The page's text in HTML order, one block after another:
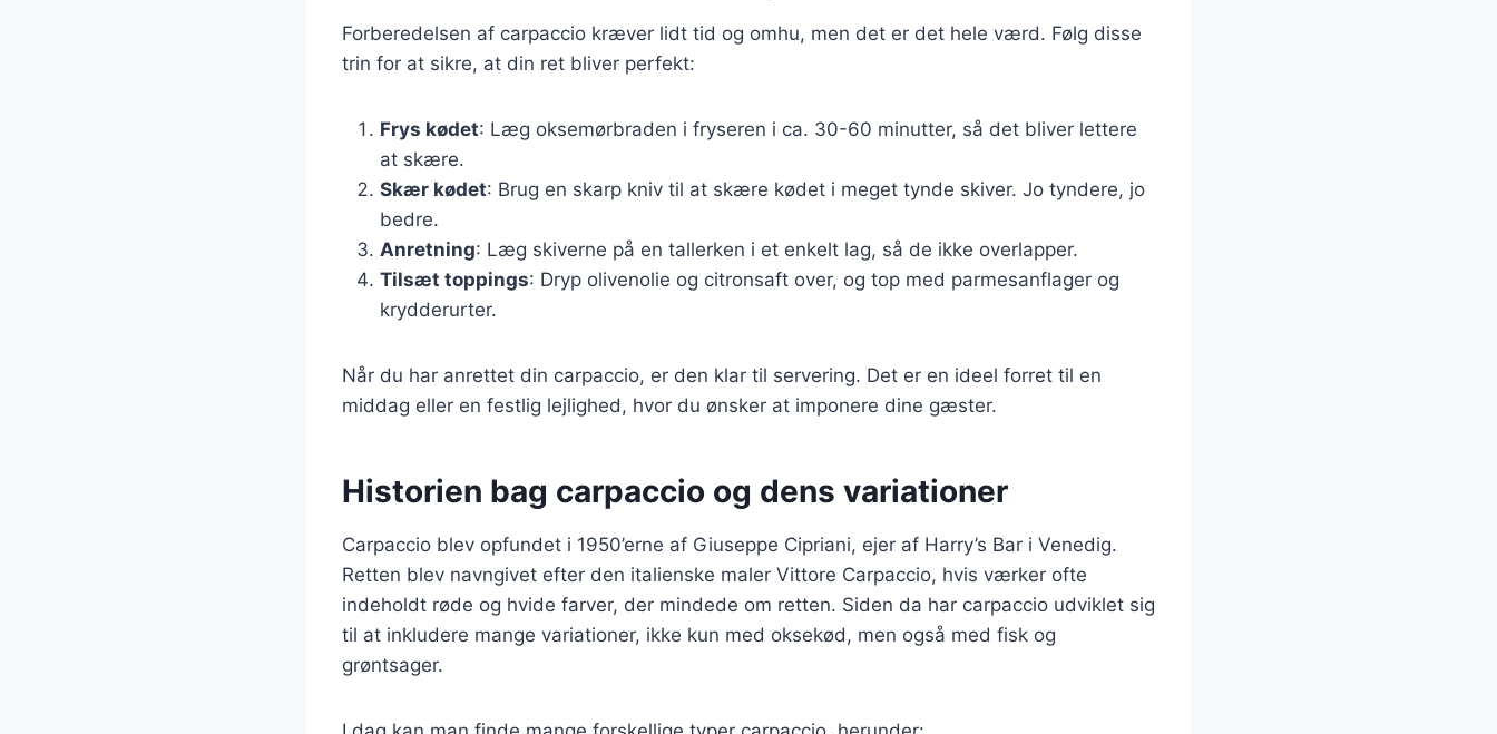
Forberedelsen af carpaccio kræver lidt tid og omhu, men det er det hele værd. Følg disse
trin for at sikre, at din ret bliver perfekt:
Frys kødet: Læg oksemørbraden i fryseren i ca. 30-60 minutter, så det bliver lettere
at skære.
Skær kødet: Brug en skarp kniv til at skære kødet i meget tynde skiver. Jo tyndere, jo
bedre.
Anretning: Læg skiverne på en tallerken i et enkelt lag, så de ikke overlapper.
Tilsæt toppings: Dryp olivenolie og citronsaft over, og top med parmesanflager og
krydderurter.
Når du har anrettet din carpaccio, er den klar til servering. Det er en ideel forret til en
middag eller en festlig lejlighed, hvor du ønsker at imponere dine gæster.
Historien bag carpaccio og dens variationer
Carpaccio blev opfundet i 1950’erne af Giuseppe Cipriani, ejer af Harry’s Bar i Venedig.
Retten blev navngivet efter den italienske maler Vittore Carpaccio, hvis værker ofte
indeholdt røde og hvide farver, der mindede om retten. Siden da har carpaccio udviklet sig
til at inkludere mange variationer, ikke kun med oksekød, men også med fisk og
grøntsager.